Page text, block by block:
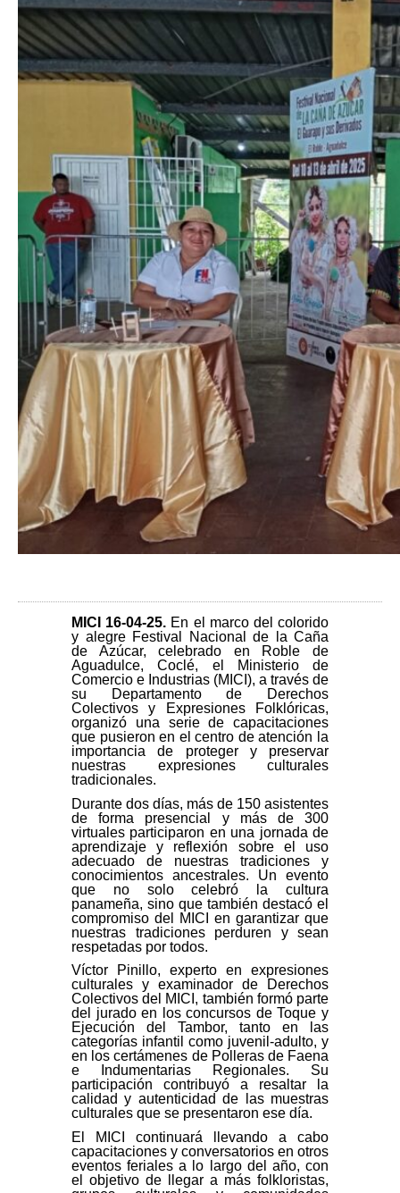
MICI 16-04-25. En el marco del colorido
y alegre Festival Nacional de la Caña
de Azúcar, celebrado en Roble de
Aguadulce, Coclé, el Ministerio de
Comercio e Industrias (MICI), a través de
su Departamento de Derechos
Colectivos y Expresiones Folklóricas,
organizó una serie de capacitaciones
que pusieron en el centro de atención la
importancia de proteger y preservar
nuestras expresiones culturales
tradicionales.
Durante dos días, más de 150 asistentes
de forma presencial y más de 300
virtuales participaron en una jornada de
aprendizaje y reflexión sobre el uso
adecuado de nuestras tradiciones y
conocimientos ancestrales. Un evento
que no solo celebró la cultura
panameña, sino que también destacó el
compromiso del MICI en garantizar que
nuestras tradiciones perduren y sean
respetadas por todos.
Víctor Pinillo, experto en expresiones
culturales y examinador de Derechos
Colectivos del MICI, también formó parte
del jurado en los concursos de Toque y
Ejecución del Tambor, tanto en las
categorías infantil como juvenil-adulto, y
en los certámenes de Polleras de Faena
e Indumentarias Regionales. Su
participación contribuyó a resaltar la
calidad y autenticidad de las muestras
culturales que se presentaron ese día.
El MICI continuará llevando a cabo
capacitaciones y conversatorios en otros
eventos feriales a lo largo del año, con
el objetivo de llegar a más folkloristas,